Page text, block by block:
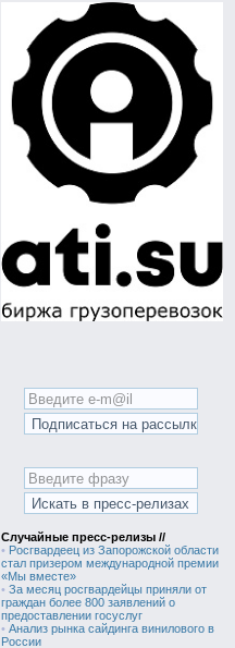
Случайные пресс-релизы //
• Росгвардеец из Запорожской области
стал призером международной премии
«Мы вместе»
• За месяц росгвардейцы приняли от
граждан более 800 заявлений о
предоставлении госуслуг
• Анализ рынка сайдинга винилового в
России